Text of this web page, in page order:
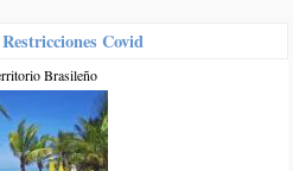
sergio
es viajar para allí en octubre
me encontrare en ese
Covid
Brasileño